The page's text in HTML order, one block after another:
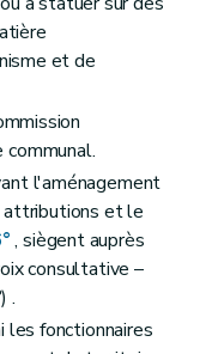
énergétique des bâtiments
de l'agrément
et de
l'aménagement
attributions et le
, siègent auprès
consultative –
.
les fonctionnaires